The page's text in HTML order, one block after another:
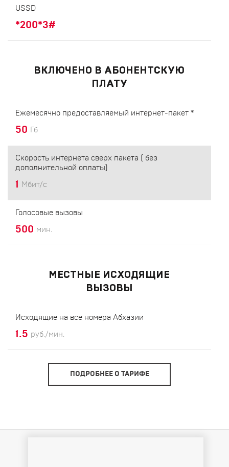
USSD
*200*3#
ВКЛЮЧЕНО В АБОНЕНТСКУЮ
ПЛАТУ
Ежемесячно предоставляемый интернет-пакет *
50 Гб
Скорость интернета сверх пакета ( без
дополнительной оплаты)
1 Мбит/с
Голосовые вызовы
500 мин.
МЕСТНЫЕ ИСХОДЯЩИЕ
ВЫЗОВЫ
Исходящие на все номера Абхазии
1.5 руб./мин.
ПОДРОБНЕЕ О ТАРИФЕ